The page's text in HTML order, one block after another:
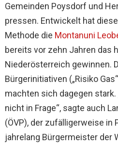
Gemeinden Poysdorf und
pressen. Entwickelt hat
Methode die Montanuni
bereits vor zehn Jahren das
Niederösterreich gewinnen.
Bürgerinitiativen („Risiko
machten sich dagegen
nicht in Frage“, sagte auch
(ÖVP), der zufälligerweise in
jahrelang Bürgermeister der